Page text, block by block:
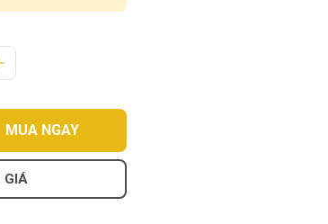
MUA NGAY
GIÁ